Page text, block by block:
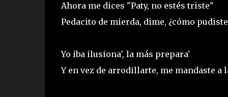
Ahora me dices "Paty, no estés triste"
Pedacito de mierda, dime, ¿cómo
Yo iba ilusiona', la más prepara'
Y en vez de arrodillarte, me mandaste a